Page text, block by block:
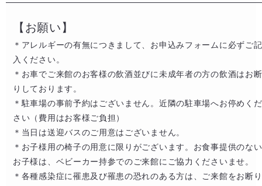
【お願い】
＊アレルギーの有無につきまして、お申込みフォームに必ずご記
入ください。
＊お車でご来館のお客様の飲酒並びに未成年者の方の飲酒はお断
りしております。
＊駐車場の事前予約はございません。近隣の駐車場へお停めくだ
さい（費用はお客様ご負担）​
＊当日は送迎バスのご用意はございません。
＊お子様用の椅子の用意に限りがございます。お食事提供のない
お子様は、ベビーカー持参でのご来館にご協力くださいませ。
＊各種感染症に罹患及び罹患の恐れのある方は、ご来館をお断り